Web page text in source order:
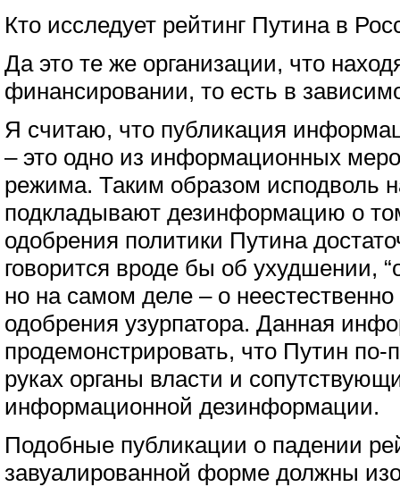
Кто исследует рейтинг Путина в
Да это те же организации, что
финансировании, то есть в
Я считаю, что публикация
– это одно из информационных
режима. Таким образом исподволь
подкладывают дезинформацию о
одобрения политики Путина
говорится вроде бы об ухудшении,
но на самом деле – о
одобрения узурпатора. Данная
продемонстрировать, что Путин
руках органы власти и
информационной дезинформации.
Подобные публикации о падении
завуалированной форме должны